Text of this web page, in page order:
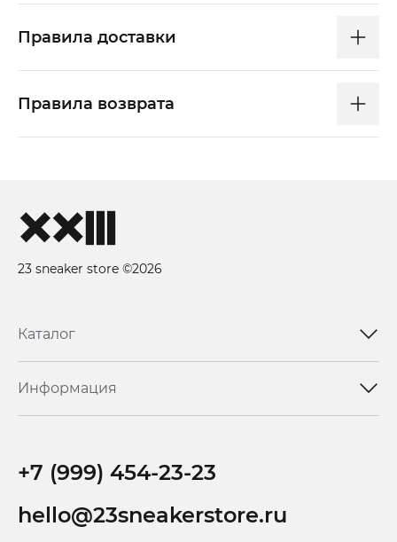
Правила доставки
Правила возврата
23 sneaker store ©2026
Каталог
Информация
+7 (999) 454-23-23
hello@23sneakerstore.ru